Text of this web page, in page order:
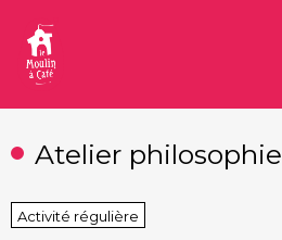
contenu
Atelier philosophie
Activité régulière